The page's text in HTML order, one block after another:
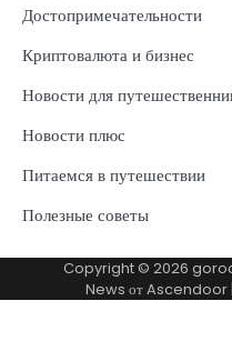
Достопримечательности
Криптовалюта и бизнес
Новости для
Новости плюс
Питаемся в путешествии
Полезные советы
Copyright © 2026
News отAscendoor